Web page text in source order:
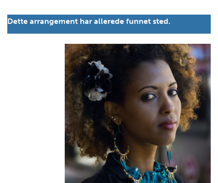
Dette arrangement har allerede funnet sted.